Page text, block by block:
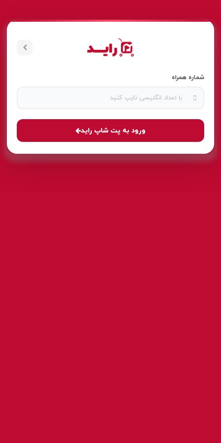
شماره همراه
ورود به پت شاپ راید